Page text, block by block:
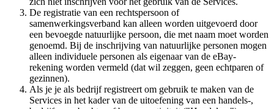
De registratie van een rechtspersoon of
samenwerkingsverband kan alleen worden uitgevoerd door
een bevoegde natuurlijke persoon, die met naam moet worden
genoemd. Bij de inschrijving van natuurlijke personen mogen
alleen individuele personen als eigenaar van de eBay-
rekening worden vermeld (dat wil zeggen, geen echtparen of
gezinnen).
Als je je als bedrijf registreert om gebruik te maken van de
Services in het kader van de uitoefening van een handels-,